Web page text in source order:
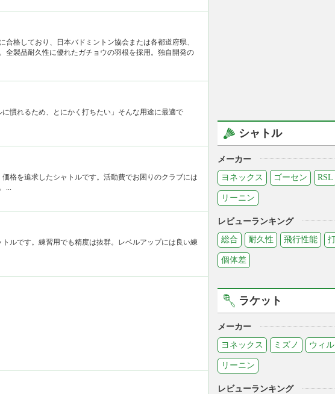
格しており、日本バドミントン協会または各都道府県、
全製品耐久性に優れたガチョウの羽根を採用。独自開発の
慣れるため、とにかく打ちたい」そんな用途に最適で
格を追求したシャトルです。活動費でお困りのクラブには
...
ルです。練習用でも精度は抜群。レベルアップには良い練
シャトル
メーカー
ヨネックス
ゴーセン RSL
リーニン
レビューランキング
総合
耐久性 飛行性能
個体差
ラケット
メーカー
ヨネックス
ミズノ ウィ
リーニン
レビューランキング